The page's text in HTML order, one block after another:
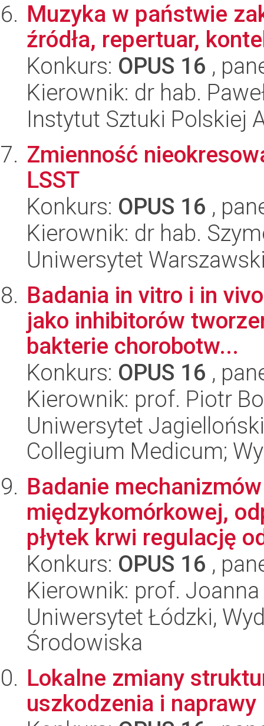
Muzyka w państwie
źródła, repertuar,
Konkurs: OPUS 16 ,
Kierownik: dr hab.
Instytut Sztuki Polskiej
Zmienność
LSST
Konkurs: OPUS 16 ,
Kierownik: dr hab.
Uniwersytet
Badania in vitro i in
jako inhibitorów
bakterie chorobotw...
Konkurs: OPUS 16 ,
Kierownik: prof. Piotr
Uniwersytet
Collegium Medicum;
Badanie
międzykomórkowej,
płytek krwi regulację
Konkurs: OPUS 16 ,
Kierownik: prof. Joanna
Uniwersytet Łódzki,
Środowiska
Lokalne zmiany
uszkodzenia i naprawy